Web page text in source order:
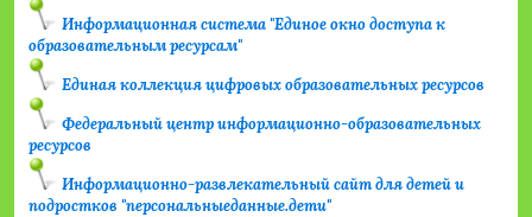
Информационная система "Единое окно доступа к
образовательным ресурсам"
Единая коллекция цифровых образовательных ресурсов
Федеральный центр информационно-образовательных
ресурсов
Информационно-развлекательный сайт для детей и
подростков "персональныеданные.дети"